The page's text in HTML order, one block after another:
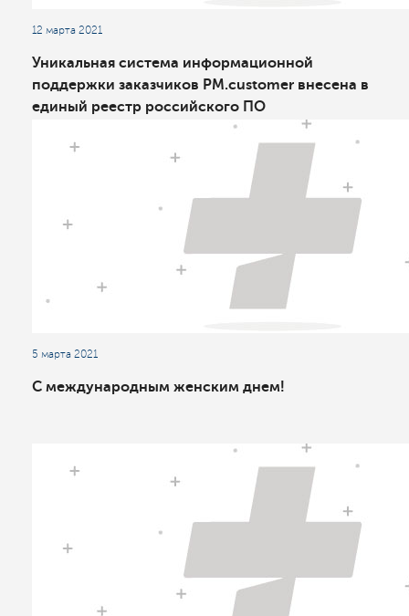
12 марта 2021
Уникальная система информационной
поддержки заказчиков PM.customer внесена в
единый реестр российского ПО
5 марта 2021
С международным женским днем!